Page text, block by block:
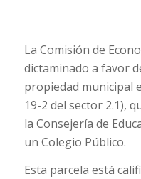
La Comisión de
dictaminado a favor
propiedad municipal
19-2 del sector 2.1),
la Consejería de
un Colegio Público.
Esta parcela está